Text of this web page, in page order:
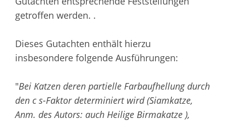
getroffen werden. .
Dieses Gutachten enthält hierzu
insbesondere folgende Ausführungen:
"Bei Katzen deren partielle Farbaufhellung durch
den c s-Faktor determiniert wird (Siamkatze,
Anm. des Autors: auch Heilige Birmakatze ),